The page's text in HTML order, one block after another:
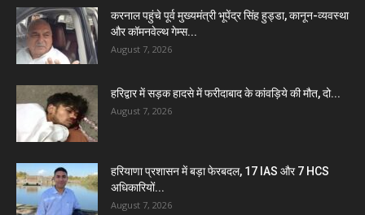
करनाल पहुंचे पूर्व मुख्यमंत्री भूपेंद्र सिंह हुड्डा, कानून-व्यवस्था
और कॉमनवेल्थ गेम्स...
August 7, 2026
हरिद्वार में सड़क हादसे में फरीदाबाद के कांवड़िये की मौत, दो...
August 7, 2026
हरियाणा प्रशासन में बड़ा फेरबदल, 17 IAS और 7 HCS
अधिकारियों...
August 7, 2026